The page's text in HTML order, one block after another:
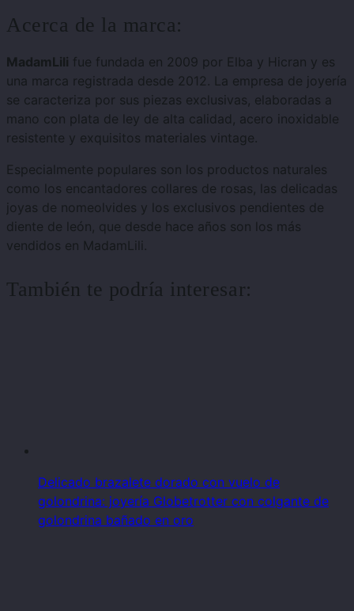
Acerca de la marca:
MadamLili fue fundada en 2009 por Elba y Hicran y es
una marca registrada desde 2012. La empresa de joyería
se caracteriza por sus piezas exclusivas, elaboradas a
mano con plata de ley de alta calidad, acero inoxidable
resistente y exquisitos materiales vintage.
Especialmente populares son los productos naturales
como los encantadores collares de rosas, las delicadas
joyas de nomeolvides y los exclusivos pendientes de
diente de león, que desde hace años son los más
vendidos en MadamLili.
También te podría interesar:
Delicado brazalete dorado con vuelo de
golondrina: joyería Globetrotter con colgante de
golondrina bañado en oro